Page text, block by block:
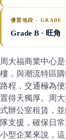
優質地段 · GRADE
Grade B · 旺角
周大福商業中心
樓，與潮流特區
路程，交通極為
置得天獨厚。周
式辦公室租賃，
隊支援，確保日
小型企業來說，這